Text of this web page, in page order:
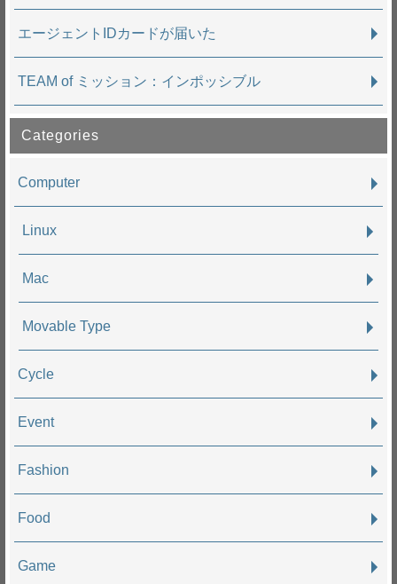
エージェントIDカードが届いた
TEAM of ミッション：インポッシブル
Categories
Computer
Linux
Mac
Movable Type
Cycle
Event
Fashion
Food
Game